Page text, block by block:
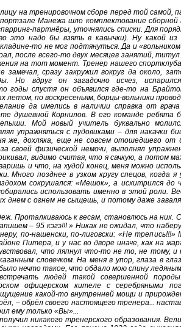
на тренировочном сборе перед той самой,
Манежа шло комплектование сборной
партнёры, уточнялись списки. Для
это надо бы взять в кавычки). Ну какой из
то не мог подтянуться. Да и
после всего-то двух месяцев занятий,
на тот момент. Тренер нашего
сразу закружил вокруг да около,
Но вдруг он загадочно исчез,
годы спустя он объявился где-то на
летом, по воскресеньям, борцы-вольники
да имелись в наличии справка от
душевной Корнилов. В его команде ребята
Мой новый учитель буквально
упражняться с пудовиками – для накачки
же, дохляка, еще не совсем отошедшего от
своей физической немочи, выполнял
видимо считая, что я сачкую, а потом
и что, на худой конец, меня можно
Много позднее в узком кругу спецов, когда я
сокрушался: «Мешок», а исхитрился до
использовать именно в этой роли.
днем с огнем не сыщешь, и потому даже
Проталкиваюсь к весам, становлюсь на них.
– 95 кэгэ!!! » Никак не ожидал, что
по-нашенски, по-лиговски: «Не трепись!!!»
Питера, и у нас во дворе иначе, как на
что ляпнул что-то не то, не тому,
словечком. На меня в упор, глаза в
нечто такое, что обдало мою спину
людей такой совершенной
офицерском кителе с серебряными
какой-то внутренней мощи и
– обрёл своего настоящего тренера...
ему только «Вы»...
никакого тренерского образования.